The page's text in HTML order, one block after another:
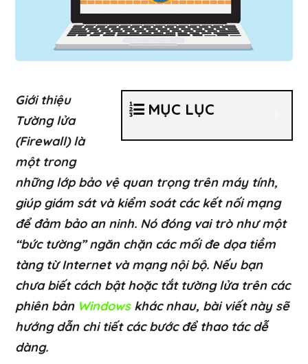
MỤC LỤC
Giới thiệu
Tường lửa
(Firewall) là
một trong
những lớp bảo vệ quan trọng trên máy tính,
giúp giám sát và kiểm soát các kết nối mạng
để đảm bảo an ninh. Nó đóng vai trò như một
“bức tường” ngăn chặn các mối đe dọa tiềm
tàng từ Internet và mạng nội bộ. Nếu bạn
chưa biết cách bật hoặc tắt tường lửa trên các
phiên bản Windowskhác nhau, bài viết này sẽ
hướng dẫn chi tiết các bước để thao tác dễ
dàng.